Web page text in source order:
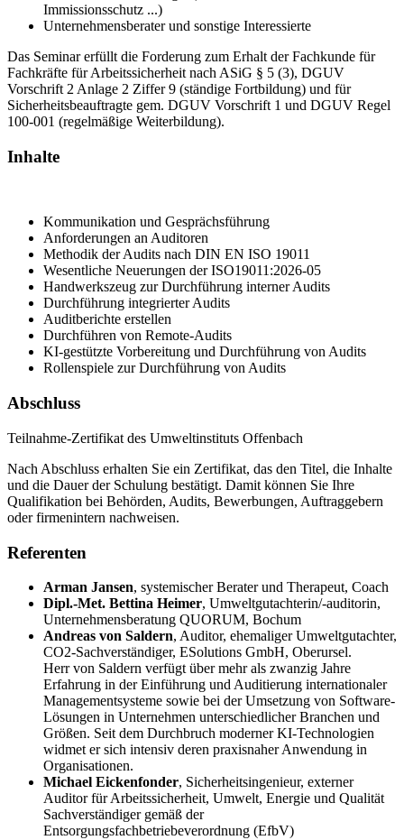
Immissionsschutz ...)
Unternehmensberater und sonstige Interessierte
Das Seminar erfüllt die Forderung zum Erhalt der Fachkunde für
Fachkräfte für Arbeitssicherheit nach ASiG § 5 (3), DGUV
Vorschrift 2 Anlage 2 Ziffer 9 (ständige Fortbildung) und für
Sicherheitsbeauftragte gem. DGUV Vorschrift 1 und DGUV Regel
100-001 (regelmäßige Weiterbildung).
Inhalte
Kommunikation und Gesprächsführung
Anforderungen an Auditoren
Methodik der Audits nach DIN EN ISO 19011
Wesentliche Neuerungen der ISO19011:2026-05
Handwerkszeug zur Durchführung interner Audits
Durchführung integrierter Audits
Auditberichte erstellen
Durchführen von Remote-Audits
KI-gestützte Vorbereitung und Durchführung von Audits
Rollenspiele zur Durchführung von Audits
Abschluss
Teilnahme-Zertifikat des Umweltinstituts Offenbach
Nach Abschluss erhalten Sie ein Zertifikat, das den Titel, die Inhalte
und die Dauer der Schulung bestätigt. Damit können Sie Ihre
Qualifikation bei Behörden, Audits, Bewerbungen, Auftraggebern
oder firmenintern nachweisen.
Referenten
Arman Jansen, systemischer Berater und Therapeut, Coach
Dipl.-Met. Bettina Heimer, Umweltgutachterin/-auditorin,
Unternehmensberatung QUORUM, Bochum
Andreas von Saldern, Auditor, ehemaliger Umweltgutachter,
CO2-Sachverständiger, ESolutions GmbH, Oberursel.
Herr von Saldern verfügt über mehr als zwanzig Jahre
Erfahrung in der Einführung und Auditierung internationaler
Managementsysteme sowie bei der Umsetzung von Software-
Lösungen in Unternehmen unterschiedlicher Branchen und
Größen. Seit dem Durchbruch moderner KI-Technologien
widmet er sich intensiv deren praxisnaher Anwendung in
Organisationen.
Michael Eickenfonder, Sicherheitsingenieur, externer
Auditor für Arbeitssicherheit, Umwelt, Energie und Qualität
Sachverständiger gemäß der
Entsorgungsfachbetriebeverordnung (EfbV)